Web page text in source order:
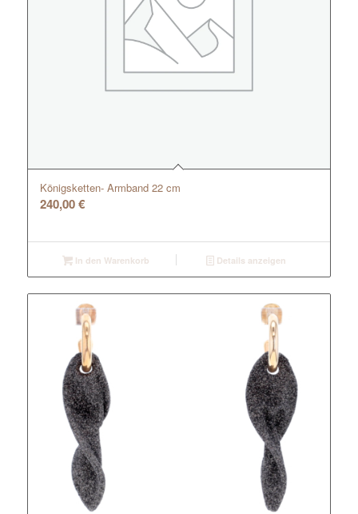
Königsketten- Armband 22 cm
240,00€
In den Warenkorb Details anzeigen